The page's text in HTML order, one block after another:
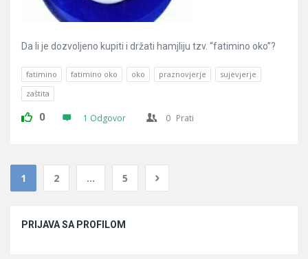
Da li je dozvoljeno kupiti i držati hamjliju tzv. “fatimino oko”?
fatimino fatimino oko oko praznovjerje
sujevjerje
zaštita
0 1 Odgovor 0 Prati
1 2 … 5
PRIJAVA SA PROFILOM